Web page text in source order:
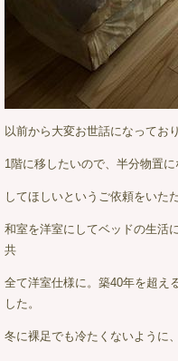
以前から大変お世話になってお
1階に移したいので、半分物置
してほしいというご依頼をいた
和室を洋室にしてベッドの生活
共
全て洋室仕様に。築40年を超え
した。
冬に裸足でも冷たくないように